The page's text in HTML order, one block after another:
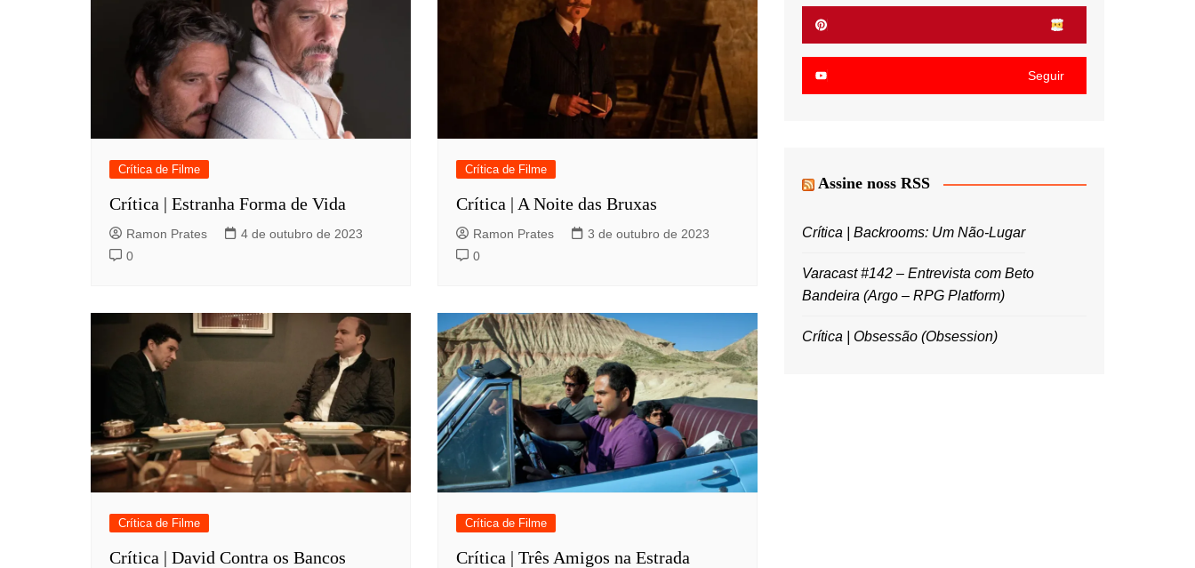
Crítica de Filme
Crítica | Estranha Forma de Vida
Ramon Prates
4 de outubro de 2023
0
Crítica de Filme
Crítica | A Noite das Bruxas
Ramon Prates
3 de outubro de 2023
0
Crítica de Filme
Crítica | David Contra os Bancos
Crítica de Filme
Crítica | Três Amigos na Estrada
Seguir
Assine noss RSS
Crítica | Backrooms: Um Não-Lugar
Varacast #142 – Entrevista com Beto
Bandeira (Argo – RPG Platform)
Crítica | Obsessão (Obsession)